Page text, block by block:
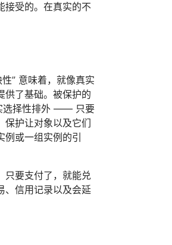
接受的。在真实的不
” 意味着，就像真实
供了基础。被保护的
选择性排外 —— 只要
保护让对象以及它们
或一组实例的引
只要支付了，就能兑
、信用记录以及会延